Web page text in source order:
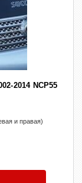
2014 NCP55
и правая)